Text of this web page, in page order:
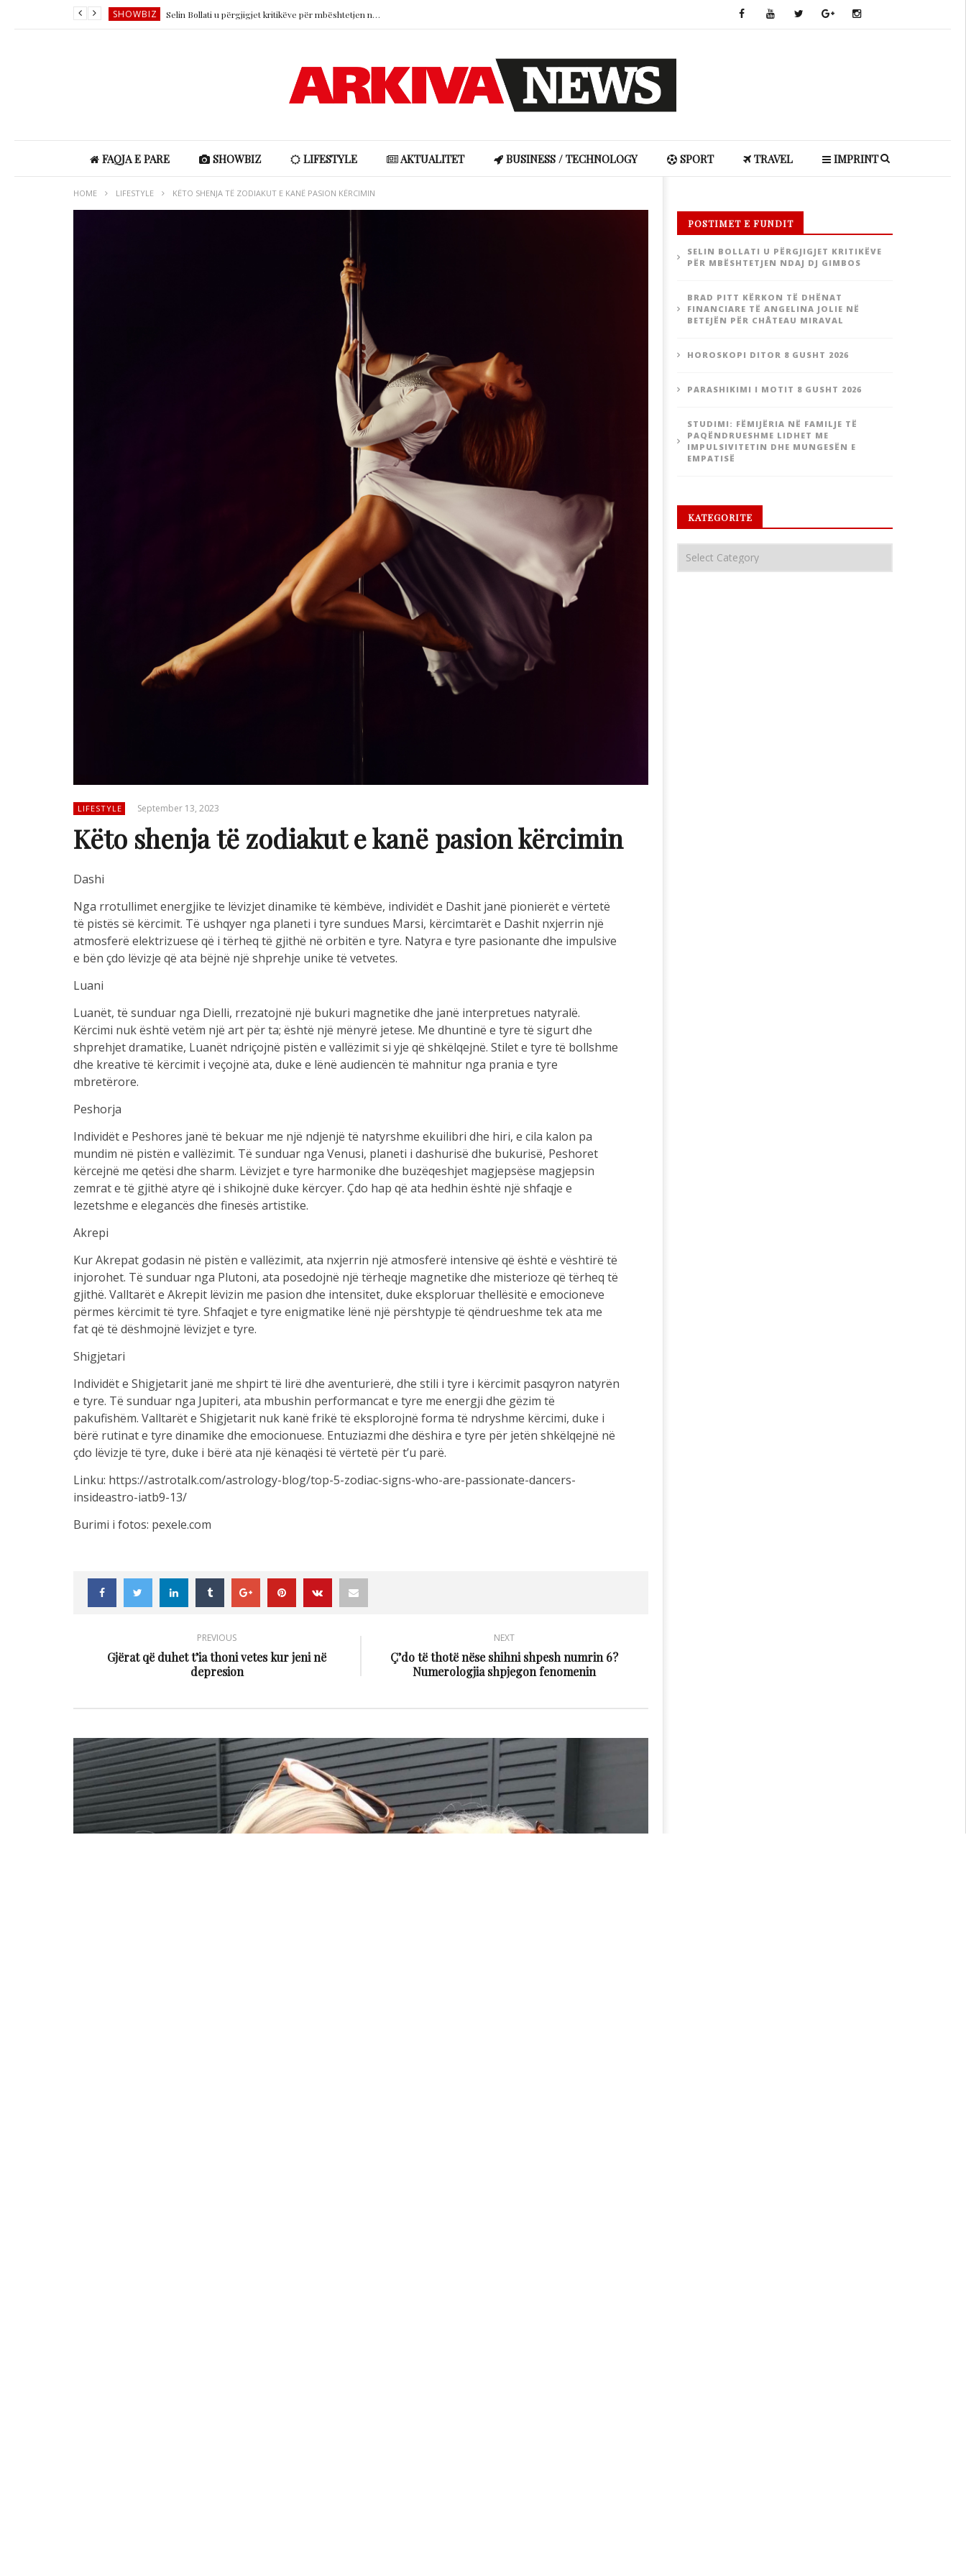
SHOWBIZ Selin Bollati u përgjigjet kritikëve për mbështetjen ndaj DJ Gimbos
SHOWBIZ Selin Bollati u përgjigjet kritikëve për mbështetjen ndaj DJ Gimbos
FAQJA E PARE SHOWBIZ LIFESTYLE AKTUALITET BUSINESS / TECHNOLOGY SPORT TRAVEL IMPRINT
HOME LIFESTYLE KËTO SHENJA TË ZODIAKUT E KANË PASION KËRCIMIN
LIFESTYLE September 13, 2023
Këto shenja të zodiakut e kanë pasion kërcimin
Dashi
Nga rrotullimet energjike te lëvizjet dinamike të këmbëve, individët e Dashit janë pionierët e vërtetë
të pistës së kërcimit. Të ushqyer nga planeti i tyre sundues Marsi, kërcimtarët e Dashit nxjerrin një
atmosferë elektrizuese që i tërheq të gjithë në orbitën e tyre. Natyra e tyre pasionante dhe impulsive
e bën çdo lëvizje që ata bëjnë një shprehje unike të vetvetes.
Luani
Luanët, të sunduar nga Dielli, rrezatojnë një bukuri magnetike dhe janë interpretues natyralë.
Kërcimi nuk është vetëm një art për ta; është një mënyrë jetese. Me dhuntinë e tyre të sigurt dhe
shprehjet dramatike, Luanët ndriçojnë pistën e vallëzimit si yje që shkëlqejnë. Stilet e tyre të bollshme
dhe kreative të kërcimit i veçojnë ata, duke e lënë audiencën të mahnitur nga prania e tyre
mbretërore.
Peshorja
Individët e Peshores janë të bekuar me një ndjenjë të natyrshme ekuilibri dhe hiri, e cila kalon pa
mundim në pistën e vallëzimit. Të sunduar nga Venusi, planeti i dashurisë dhe bukurisë, Peshoret
kërcejnë me qetësi dhe sharm. Lëvizjet e tyre harmonike dhe buzëqeshjet magjepsëse magjepsin
zemrat e të gjithë atyre që i shikojnë duke kërcyer. Çdo hap që ata hedhin është një shfaqje e
lezetshme e elegancës dhe finesës artistike.
Akrepi
Kur Akrepat godasin në pistën e vallëzimit, ata nxjerrin një atmosferë intensive që është e vështirë të
injorohet. Të sunduar nga Plutoni, ata posedojnë një tërheqje magnetike dhe misterioze që tërheq të
gjithë. Valltarët e Akrepit lëvizin me pasion dhe intensitet, duke eksploruar thellësitë e emocioneve
përmes kërcimit të tyre. Shfaqjet e tyre enigmatike lënë një përshtypje të qëndrueshme tek ata me
fat që të dëshmojnë lëvizjet e tyre.
Shigjetari
Individët e Shigjetarit janë me shpirt të lirë dhe aventurierë, dhe stili i tyre i kërcimit pasqyron natyrën
e tyre. Të sunduar nga Jupiteri, ata mbushin performancat e tyre me energji dhe gëzim të
pakufishëm. Valltarët e Shigjetarit nuk kanë frikë të eksplorojnë forma të ndryshme kërcimi, duke i
bërë rutinat e tyre dinamike dhe emocionuese. Entuziazmi dhe dëshira e tyre për jetën shkëlqejnë në
çdo lëvizje të tyre, duke i bërë ata një kënaqësi të vërtetë për t’u parë.
Linku: https://astrotalk.com/astrology-blog/top-5-zodiac-signs-who-are-passionate-dancers-
insideastro-iatb9-13/
Burimi i fotos: pexele.com
PREVIOUS
Gjërat që duhet t’ia thoni vetes kur jeni në
depresion
NEXT
Ç’do të thotë nëse shihni shpesh numrin 6?
Numerologjia shpjegon fenomenin
POSTIMET E FUNDIT
SELIN BOLLATI U PËRGJIGJET KRITIKËVE
PËR MBËSHTETJEN NDAJ DJ GIMBOS
BRAD PITT KËRKON TË DHËNAT
FINANCIARE TË ANGELINA JOLIE NË
BETEJËN PËR CHÂTEAU MIRAVAL
HOROSKOPI DITOR 8 GUSHT 2026
PARASHIKIMI I MOTIT 8 GUSHT 2026
STUDIMI: FËMIJËRIA NË FAMILJE TË
PAQËNDRUESHME LIDHET ME
IMPULSIVITETIN DHE MUNGESËN E
EMPATISË
KATEGORITE